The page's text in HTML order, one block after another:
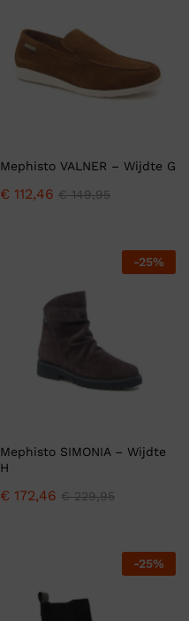
Mephisto VALNER – Wijdte G
€ 112,46 €149,95
-25%
Mephisto SIMONIA – Wijdte
H
€ 172,46 €229,95
-25%